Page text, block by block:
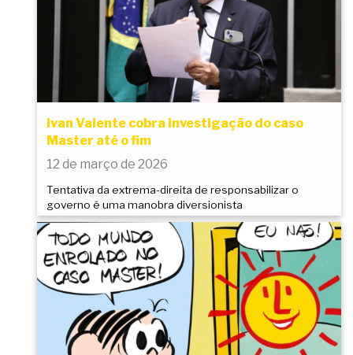
Ivan Valente cobra investigação do caso
Master até o fim
12 de março de 2026
Tentativa da extrema-direita de responsabilizar o
governo é uma manobra diversionista